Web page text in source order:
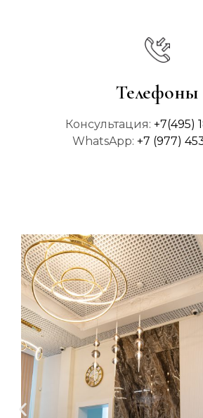
Телефоны
Консультация: +7(495)
WhatsApp: +7 (977)